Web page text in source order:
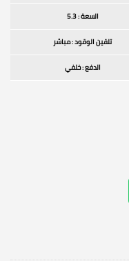
السعة : 5.3
تلقين الوقود : مباشر
الدفع : خلفي